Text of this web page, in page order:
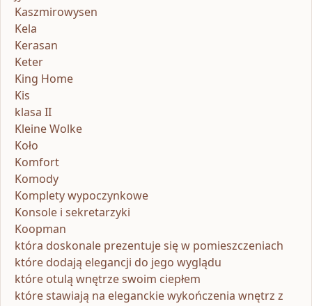
Kaszmirowysen
Kela
Kerasan
Keter
King Home
Kis
klasa II
Kleine Wolke
Koło
Komfort
Komody
Komplety wypoczynkowe
Konsole i sekretarzyki
Koopman
która doskonale prezentuje się w pomieszczeniach
które dodają elegancji do jego wyglądu
które otulą wnętrze swoim ciepłem
które stawiają na eleganckie wykończenia wnętrz z